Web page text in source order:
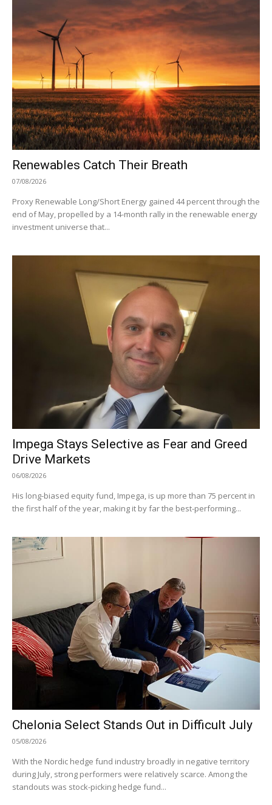
Renewables Catch Their Breath
07/08/2026
Proxy Renewable Long/Short Energy gained 44 percent through the
end of May, propelled by a 14-month rally in the renewable energy
investment universe that...
Impega Stays Selective as Fear and Greed
Drive Markets
06/08/2026
His long-biased equity fund, Impega, is up more than 75 percent in
the first half of the year, making it by far the best-performing...
Chelonia Select Stands Out in Difficult July
05/08/2026
With the Nordic hedge fund industry broadly in negative territory
during July, strong performers were relatively scarce. Among the
standouts was stock-picking hedge fund...